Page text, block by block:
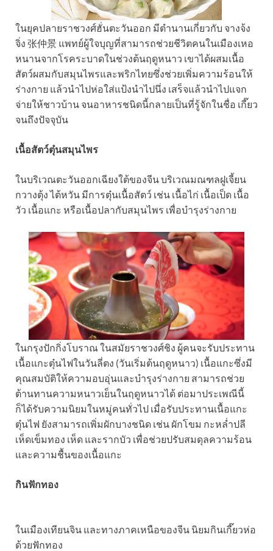
ในยุคปลายราชวงศ์ฮั่นตะวันออก มีตำนานเกี่ยวกับ จางจ้ง
จิ่ง 张仲景 แพทย์ผู้ใจบุญที่สามารถช่วยชีวิตคนในเมืองเหอ
หนานจากโรคระบาดในช่วงต้นฤดูหนาว เขาได้ผสมเนื้อ
สัตว์ผสมกับสมุนไพรและพริกไทยซึ่งช่วยเพิ่มความร้อนให้
ร่างกาย แล้วนำไปห่อใส่แป้งนำไปนึ่ง เสร็จแล้วนำไปแจก
จ่ายให้ชาวบ้าน จนอาหารชนิดนี้กลายเป็นที่รู้จักในชื่อ เกี๊ยว
จนถึงปัจจุบัน
เนื้อสัตว์ตุ๋นสมุนไพร
ในบริเวณตะวันออกเฉียงใต้ของจีน บริเวณมณฑลฝูเจี้ยน
กวางตุ้ง ไต้หวัน มีการตุ๋นเนื้อสัตว์ เช่น เนื้อไก่ เนื้อเป็ด เนื้อ
วัว เนื้อแกะ หรือเนื้อปลากับสมุนไพร เพื่อบำรุงร่างกาย
ในกรุงปักกิ่งโบราณ ในสมัยราชวงศ์ชิง ผู้คนจะรับประทาน
เนื้อแกะตุ๋นไฟในวันลี่ตง (วันเริ่มต้นฤดูหนาว) เนื้อแกะซึ่งมี
คุณสมบัติให้ความอบอุ่นและบำรุงร่างกาย สามารถช่วย
ต้านทานความหนาวเย็นในฤดูหนาวได้ ต่อมาประเพณีนี้
ก็ได้รับความนิยมในหมู่คนทั่วไป เมื่อรับประทานเนื้อแกะ
ตุ๋นไฟ ยังสามารถเพิ่มผักบางชนิด เช่น ผักโขม กะหล่ำปลี
เห็ดเข็มทอง เห็ด และรากบัว เพื่อช่วยปรับสมดุลความร้อน
และความชื้นของเนื้อแกะ
กินฟักทอง
ในเมืองเทียนจิน และทางภาคเหนือของจีน นิยมกินเกี๊ยวห่อ
ด้วยฟักทอง